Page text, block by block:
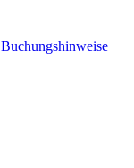
Buchungshinweise